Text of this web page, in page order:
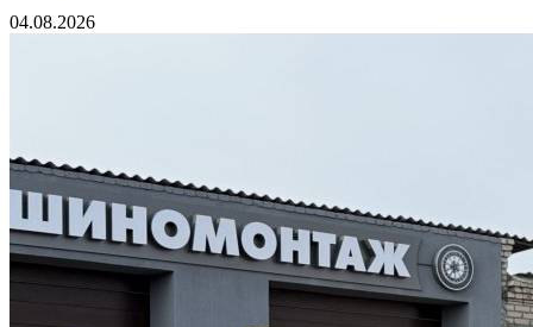
04.08.2026